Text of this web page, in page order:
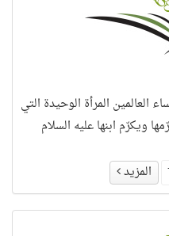
العالمين المرأة الوحيدة التي
ويكرّم ابنها عليه السلام
المزيد